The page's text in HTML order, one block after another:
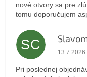
nové otvory sa pre
tomu doporučujem
SC 13.7.2026
Pri poslednej